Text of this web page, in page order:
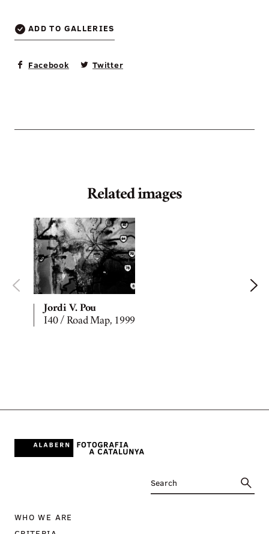
ADD TO GALLERIES
Facebook Twitter
Related images
Jordi V. Pou
I40 / Road Map, 1999
WHO WE ARE